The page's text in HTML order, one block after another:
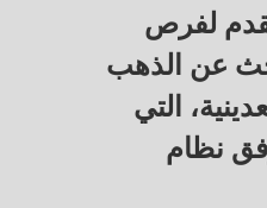
لفرص
عن الذهب
التي
نظام